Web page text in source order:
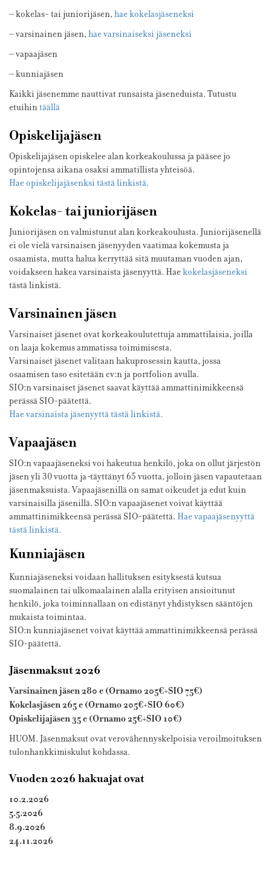
– kokelas- tai juniorijäsen, hae kokelasjäseneksi
– varsinainen jäsen, hae varsinaiseksi jäseneksi
– vapaajäsen
– kunniajäsen
Kaikki jäsenemme nauttivat runsaista jäseneduista. Tutustu
etuihintäällä
Opiskelijajäsen
Opiskelijajäsen opiskelee alan korkeakoulussa ja pääsee jo
opintojensa aikana osaksi ammatillista yhteisöä.
Hae opiskelijajäsenksi tästä linkistä.
Kokelas- tai juniorijäsen
Juniorijäsen on valmistunut alan korkeakoulusta. Juniorijäsenellä
ei ole vielä varsinaisen jäsenyyden vaatimaa kokemusta ja
osaamista, mutta halua kerryttää sitä muutaman vuoden ajan,
voidakseen hakea varsinaista jäsenyyttä. Haekokelasjäseneksi
tästä linkistä.
Varsinainen jäsen
Varsinaiset jäsenet ovat korkeakoulutettuja ammattilaisia, joilla
on laaja kokemus ammatissa toimimisesta.
Varsinaiset jäsenet valitaan hakuprosessin kautta, jossa
osaamisen taso esitetään cv:n ja portfolion avulla.
SIO:n varsinaiset jäsenet saavat käyttää ammattinimikkeensä
perässä SIO-päätettä.
Hae varsinaista jäsenyyttä tästä linkistä.
Vapaajäsen
SIO:n vapaajäseneksi voi hakeutua henkilö, joka on ollut järjestön
jäsen yli 30 vuotta ja täyttänyt 65 vuotta, jolloin jäsen vapautetaan
jäsenmaksuista. Vapaajäsenillä on samat oikeudet ja edut kuin
varsinaisilla jäsenillä. SIO:n vapaajäsenet voivat käyttää
ammattinimikkeensä perässä SIO-päätettä. Hae vapaajäsenyyttä
tästä linkistä.
Kunniajäsen
Kunniajäseneksi voidaan hallituksen esityksestä kutsua
suomalainen tai ulkomaalainen alalla erityisen ansioitunut
henkilö, joka toiminnallaan on edistänyt yhdistyksen sääntöjen
mukaista toimintaa.
SIO:n kunniajäsenet voivat käyttää ammattinimikkeensä perässä
SIO-päätettä.
Jäsenmaksut 2026
Varsinainen jäsen 280 e (Ornamo 205€+SIO 75€)
Kokelasjäsen 265 e (Ornamo 205€+SIO 60€)
Opiskelijajäsen 35 e (Ornamo 25€+SIO 10€)
HUOM. Jäsenmaksut ovat verovähennyskelpoisia veroilmoituksen
tulonhankkimiskulut kohdassa.
Vuoden 2026 hakuajat ovat
10.2.2026
5.5.2026
8.9.2026
24.11.2026